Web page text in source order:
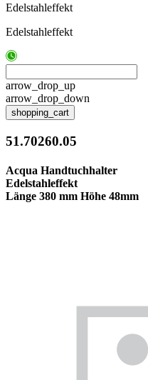
Edelstahleffekt
Edelstahleffekt
arrow_drop_up
arrow_drop_down
shopping_cart
51.70260.05
Acqua Handtuchhalter
Edelstahleffekt
Länge 380 mm Höhe 48mm